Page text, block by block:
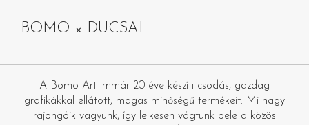
BOMO × DUCSAI
A Bomo Art immár 20 éve készíti csodás, gazdag
grafikákkal ellátott, magas minőségű termékeit. Mi nagy
rajongóik vagyunk, így lelkesen vágtunk bele a közös